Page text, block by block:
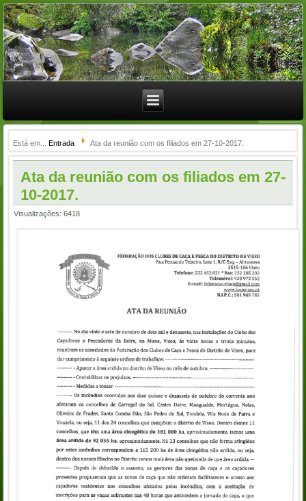
Está em...Entrada Ata da reunião com os filiados em 27-10-2017.
Ata da reunião com os filiados em 27-
10-2017.
Visualizações: 6418